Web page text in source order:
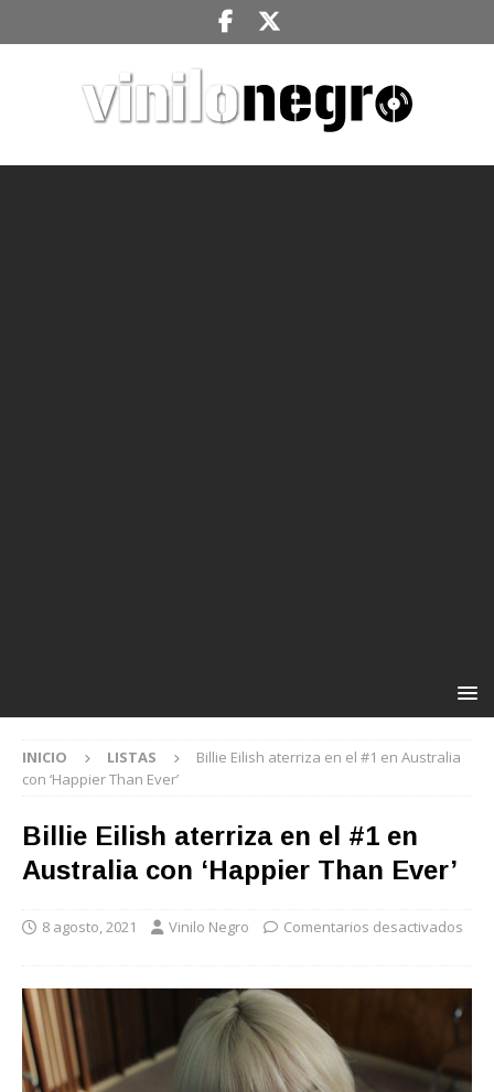
INICIO LISTAS
Billie Eilish aterriza en el #1 en Australia
con ‘Happier Than Ever’
Billie Eilish aterriza en el #1 en
Australia con ‘Happier Than Ever’
8 agosto, 2021 Vinilo Negro Comentarios desactivados